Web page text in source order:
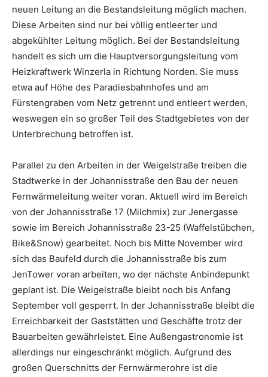
neuen Leitung an die Bestandsleitung möglich machen.
Diese Arbeiten sind nur bei völlig entleerter und
abgekühlter Leitung möglich. Bei der Bestandsleitung
handelt es sich um die Hauptversorgungsleitung vom
Heizkraftwerk Winzerla in Richtung Norden. Sie muss
etwa auf Höhe des Paradiesbahnhofes und am
Fürstengraben vom Netz getrennt und entleert werden,
weswegen ein so großer Teil des Stadtgebietes von der
Unterbrechung betroffen ist.
Parallel zu den Arbeiten in der Weigelstraße treiben die
Stadtwerke in der Johannisstraße den Bau der neuen
Fernwärmeleitung weiter voran. Aktuell wird im Bereich
von der Johannisstraße 17 (Milchmix) zur Jenergasse
sowie im Bereich Johannisstraße 23-25 (Waffelstübchen,
Bike&Snow) gearbeitet. Noch bis Mitte November wird
sich das Baufeld durch die Johannisstraße bis zum
JenTower voran arbeiten, wo der nächste Anbindepunkt
geplant ist. Die Weigelstraße bleibt noch bis Anfang
September voll gesperrt. In der Johannisstraße bleibt die
Erreichbarkeit der Gaststätten und Geschäfte trotz der
Bauarbeiten gewährleistet. Eine Außengastronomie ist
allerdings nur eingeschränkt möglich. Aufgrund des
großen Querschnitts der Fernwärmerohre ist die